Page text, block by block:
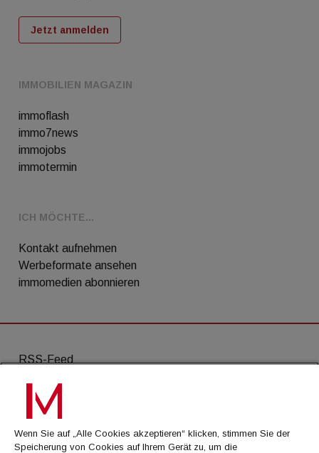
IMMOBILIEN MAGAZIN
immoflash
immo7news
immojobs
immotermin
ICH MÖCHTE...
Kontakt aufnehmen
Werbeformate ansehen
immomedien abonnieren
Jetzt anmelden
RSS-Feed
AGB
Datenschutz
Kontakt
Wenn Sie auf „Alle Cookies akzeptieren“ klicken, stimmen Sie der
Speicherung von Cookies auf Ihrem Gerät zu, um die